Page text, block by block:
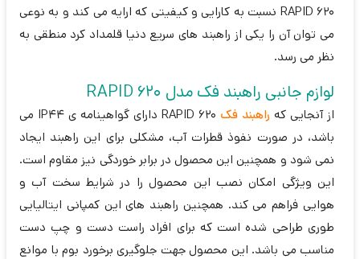
RAPID 620 نسبت به کارایی و کیفیتی که ارایه می کند و به نوعی
می توان آن را یکی از راهبند های سریع دنیا قلمداد کرد منطقی به
نظر می رسد.
لوازم جانبی راهبند فک مدل RAPID 620
از آنجایی که راهبند فک
RAPID 620 دارای گواهینامه ی IP44 می
باشد، در صورت نفوذ قطرات آب، مشکلی برای این راهبند ایجاد
نمی شود و همچنین این محصول در برابر خوردگی نیز مقاوم است.
این ویژگی امکان نصب این محصول را در شرایط سخت آب و
هوایی فراهم می کند. همچنین راهبند های این کمپانی ایتالیایی
طوری طراحی شده است که برای افراد راست دست و چپ دست
مناسب می باشد. این محصول جهت جلوگیری برخورد بوم با موانع